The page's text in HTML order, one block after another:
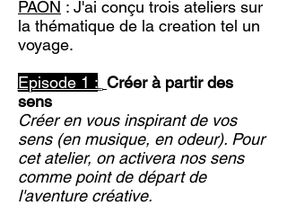
PAON : J'ai conçu trois ateliers sur
la thématique de la creation tel un
voyage.
Episode 1 : Créer à partir des
sens
Créer en vous inspirant de vos
sens (en musique, en odeur). Pour
cet atelier, on activera nos sens
comme point de départ de
l'aventure créative.